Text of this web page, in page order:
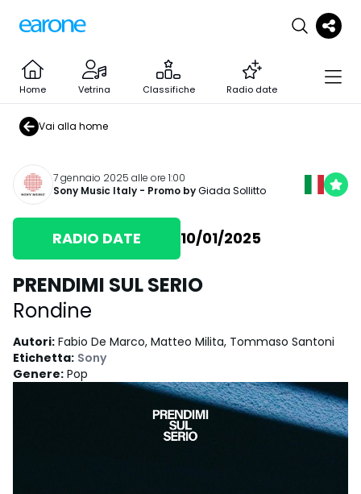
Home Vetrina Classifiche Radio date
Vai alla home
7 gennaio 2025 alle ore 1:00
Sony Music Italy - Promo byGiada Sollitto
RADIO DATE 10/01/2025
PRENDIMI SUL SERIO
Rondine
Autori: Fabio De Marco, Matteo Milita, Tommaso Santoni
Etichetta: Sony
Genere: Pop